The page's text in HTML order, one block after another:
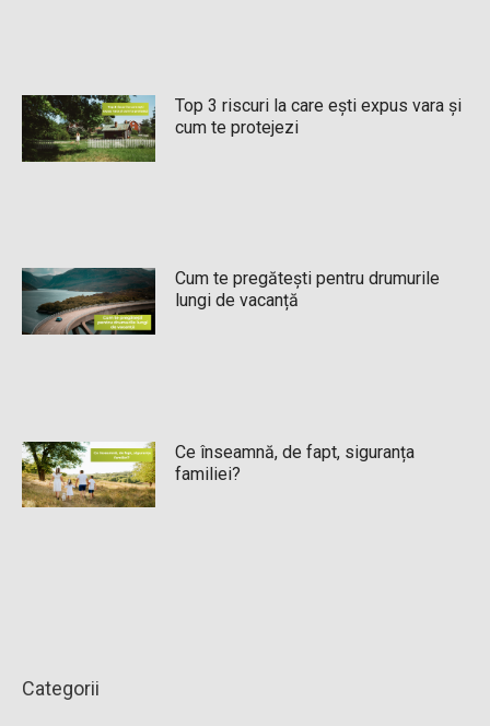
Top 3 riscuri la care ești expus vara și
cum te protejezi
Cum te pregătești pentru drumurile
lungi de vacanță
Ce înseamnă, de fapt, siguranța
familiei?
Categorii